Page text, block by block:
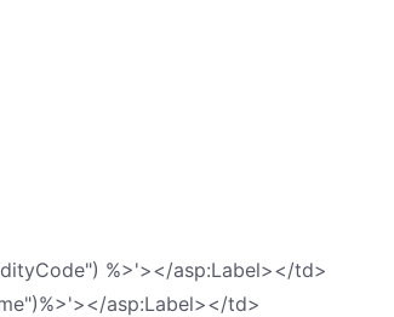
%>'></asp:Label></td>
asp:Label></td>